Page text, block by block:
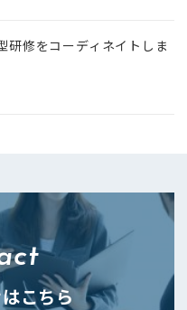
研修をコーディネイトしま
こちら